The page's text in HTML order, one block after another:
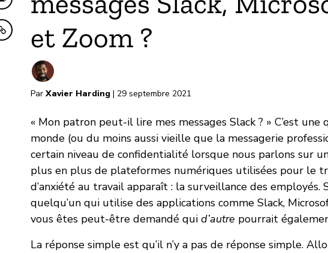
Partager par e-mail
Copier dans le presse-papiers
et Zoom ?
Par Xavier Harding | 29 septembre 2021
« Mon patron peut-il lire mes messages Slack ? » C’est
monde (ou du moins aussi vieille que la messagerie
certain niveau de confidentialité lorsque nous parlons sur
plus en plus de plateformes numériques utilisées pour le
d’anxiété au travail apparaît : la surveillance des employés.
quelqu’un qui utilise des applications comme Slack,
vous êtes peut-être demandé qui d’autre pourrait
La réponse simple est qu’il n’y a pas de réponse simple.